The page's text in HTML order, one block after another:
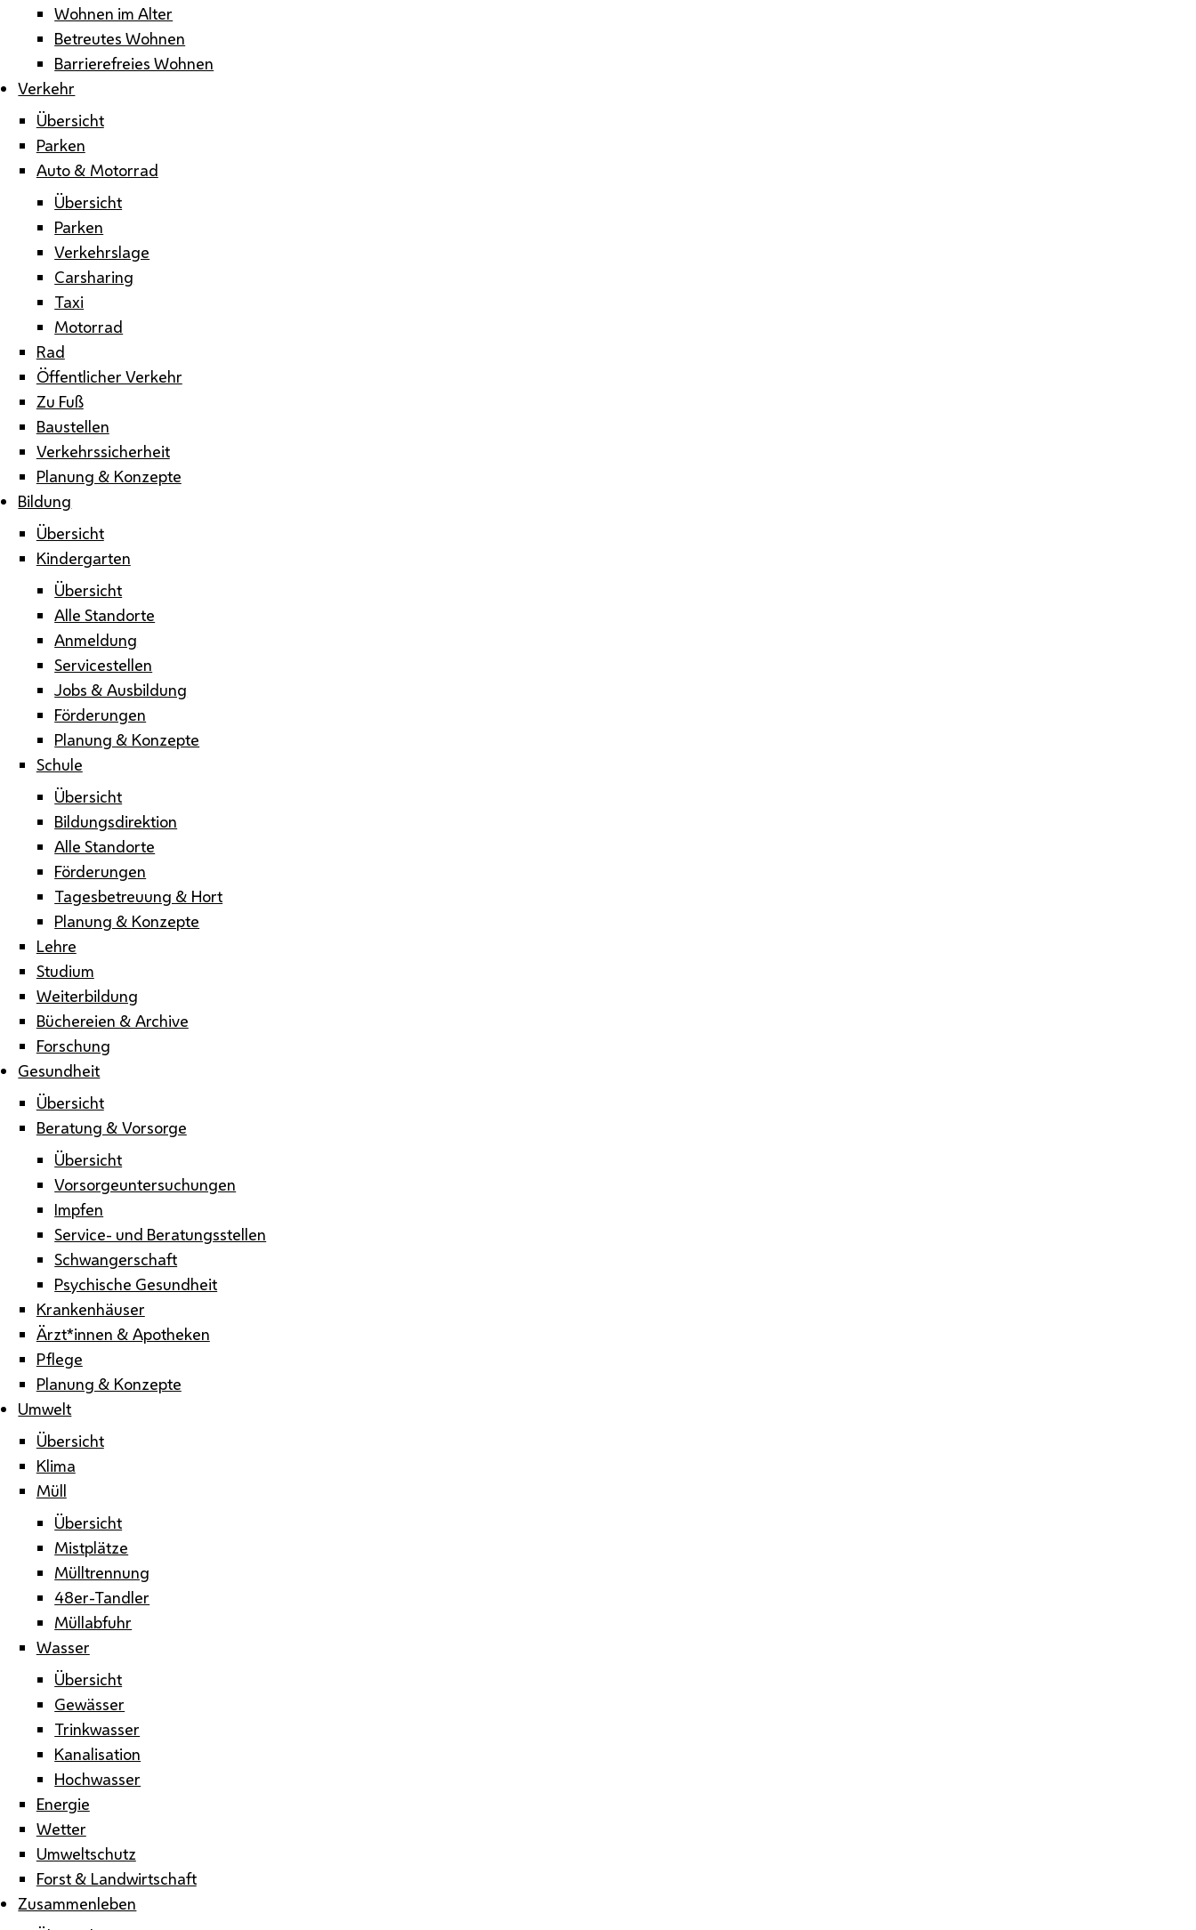
Wohnen im Alter
Betreutes Wohnen
Barrierefreies Wohnen
Verkehr
Übersicht
Parken
Auto & Motorrad
Übersicht
Parken
Verkehrslage
Carsharing
Taxi
Motorrad
Rad
Öffentlicher Verkehr
Zu Fuß
Baustellen
Verkehrssicherheit
Planung & Konzepte
Bildung
Übersicht
Kindergarten
Übersicht
Alle Standorte
Anmeldung
Servicestellen
Jobs & Ausbildung
Förderungen
Planung & Konzepte
Schule
Übersicht
Bildungsdirektion
Alle Standorte
Förderungen
Tagesbetreuung & Hort
Planung & Konzepte
Lehre
Studium
Weiterbildung
Büchereien & Archive
Forschung
Gesundheit
Übersicht
Beratung & Vorsorge
Übersicht
Vorsorgeuntersuchungen
Impfen
Service- und Beratungsstellen
Schwangerschaft
Psychische Gesundheit
Krankenhäuser
Ärzt*innen & Apotheken
Pflege
Planung & Konzepte
Umwelt
Übersicht
Klima
Müll
Übersicht
Mistplätze
Mülltrennung
48er-Tandler
Müllabfuhr
Wasser
Übersicht
Gewässer
Trinkwasser
Kanalisation
Hochwasser
Energie
Wetter
Umweltschutz
Forst & Landwirtschaft
Zusammenleben